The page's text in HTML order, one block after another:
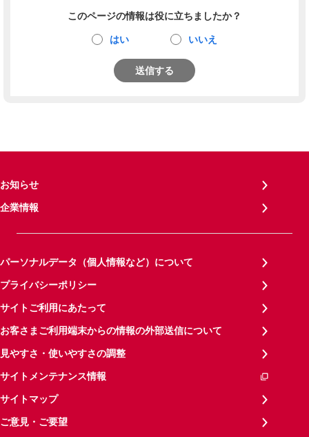
このページの情報は役に立ちましたか？
はい いいえ
送信する
お知らせ
企業情報
パーソナルデータ（個人情報など）について
プライバシーポリシー
サイトご利用にあたって
お客さまご利用端末からの情報の外部送信について
見やすさ・使いやすさの調整
サイトメンテナンス情報
サイトマップ
ご意見・ご要望